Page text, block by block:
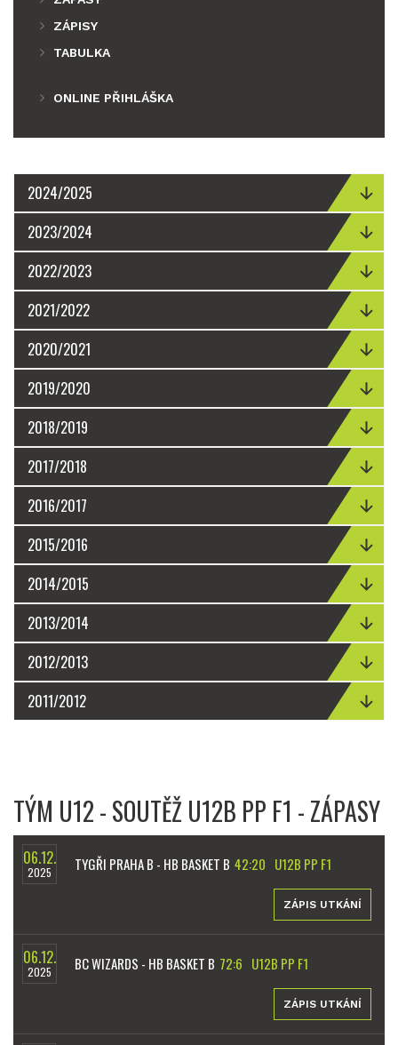
ZÁPISY
TABULKA
ONLINE PŘIHLÁŠKA
2024/2025
2023/2024
2022/2023
2021/2022
2020/2021
2019/2020
2018/2019
2017/2018
2016/2017
2015/2016
2014/2015
2013/2014
2012/2013
2011/2012
TÝM U12 - SOUTĚŽ U12B PP F1 - ZÁPASY
06.12.
2025 TYGŘI PRAHA B - HB BASKET B 42:20 U12B PP F1
ZÁPIS UTKÁNÍ
06.12.
2025 BC WIZARDS - HB BASKET B 72:6 U12B PP F1
ZÁPIS UTKÁNÍ